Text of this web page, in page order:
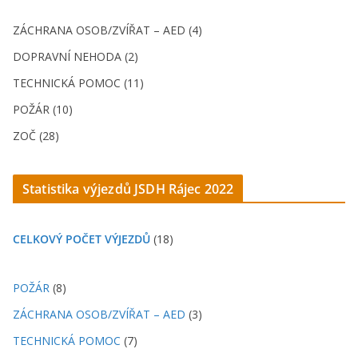
ZÁCHRANA OSOB/ZVÍŘAT – AED (4)
DOPRAVNÍ NEHODA (2)
TECHNICKÁ POMOC (11)
POŽÁR (10)
ZOČ (28)
Statistika výjezdů JSDH Rájec 2022
CELKOVÝ POČET VÝJEZDŮ (18)
POŽÁR (8)
ZÁCHRANA OSOB/ZVÍŘAT – AED (3)
TECHNICKÁ POMOC (7)